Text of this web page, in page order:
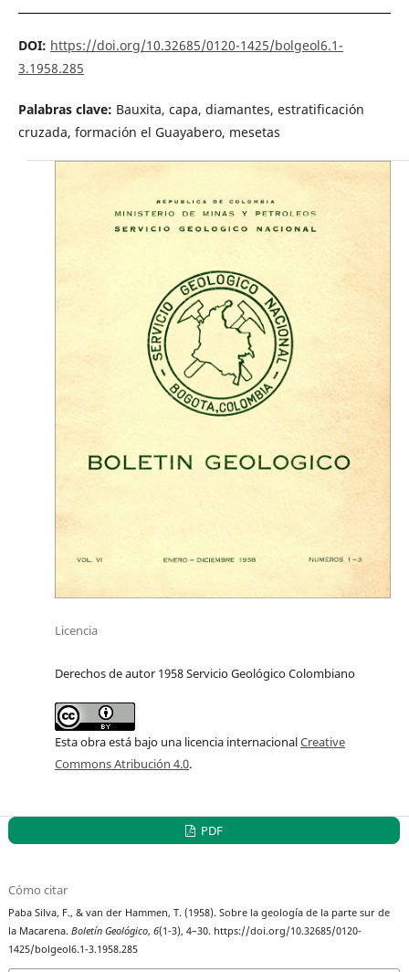
DOI: https://doi.org/10.32685/0120-1425/bolgeol6.1-
3.1958.285
Palabras clave: Bauxita, capa, diamantes, estratificación
cruzada, formación el Guayabero, mesetas
Licencia
Derechos de autor 1958 Servicio Geológico Colombiano
Esta obra está bajo una licencia internacionalCreative
Commons Atribución 4.0.
PDF
Cómo citar
Paba Silva, F., & van der Hammen, T. (1958). Sobre la geología de la parte sur de
la Macarena.Boletín Geológico,6(1-3), 4–30. https://doi.org/10.32685/0120-
1425/bolgeol6.1-3.1958.285